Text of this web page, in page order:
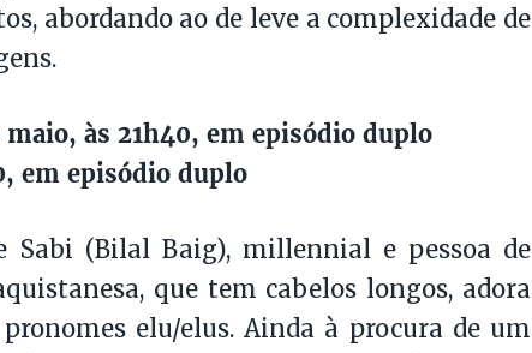
abordando ao de leve a complexidade de
maio, às 21h40, em episódio duplo
em episódio duplo
Sabi (Bilal Baig), millennial e pessoa de
que tem cabelos longos, adora
elu/elus. Ainda à procura de um